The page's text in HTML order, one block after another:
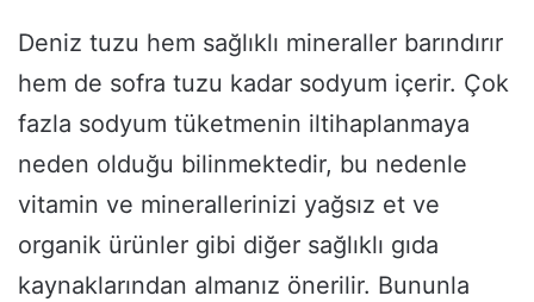
Deniz tuzu hem sağlıklı mineraller barındırır
hem de sofra tuzu kadar sodyum içerir. Çok
fazla sodyum tüketmenin iltihaplanmaya
neden olduğu bilinmektedir, bu nedenle
vitamin ve minerallerinizi yağsız et ve
organik ürünler gibi diğer sağlıklı gıda
kaynaklarından almanız önerilir. Bununla